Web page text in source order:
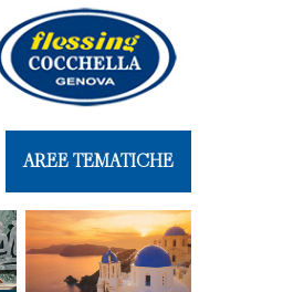
AREE TEMATICHE